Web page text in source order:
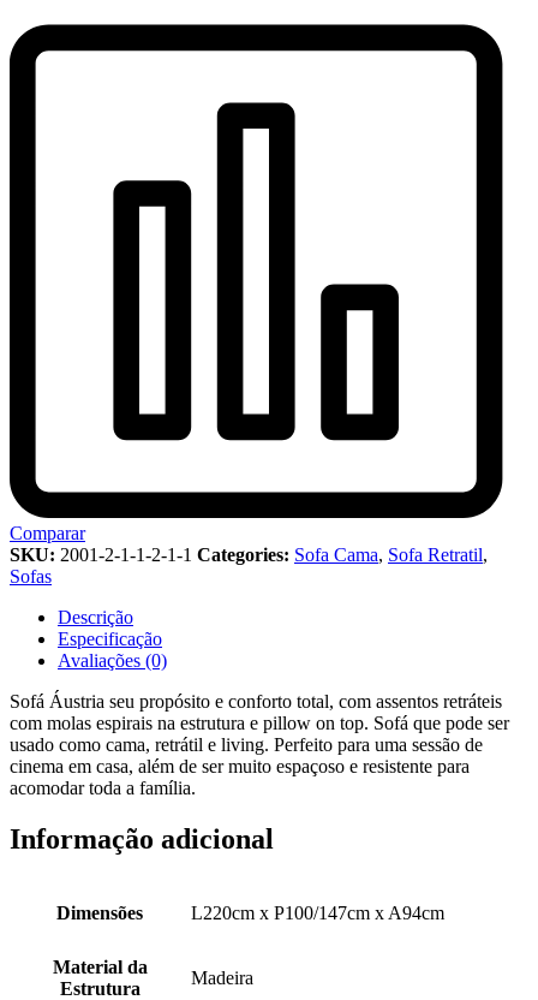
Comparar
SKU: 2001-2-1-1-2-1-1 Categories: Sofa Cama, Sofa Retratil,
Sofas
Descrição
Especificação
Avaliações (0)
Sofá Áustria seu propósito e conforto total, com assentos retráteis
com molas espirais na estrutura e pillow on top. Sofá que pode ser
usado como cama, retrátil e living. Perfeito para uma sessão de
cinema em casa, além de ser muito espaçoso e resistente para
acomodar toda a família.
Informação adicional
Dimensões L220cm x P100/147cm x A94cm
Material da
Estrutura
Madeira